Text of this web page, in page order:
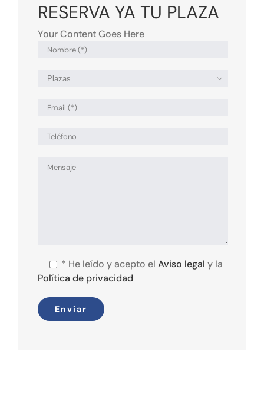
RESERVA YA TU PLAZA
Your Content Goes Here

* He leído y acepto el Aviso legal y la
Política de privacidad